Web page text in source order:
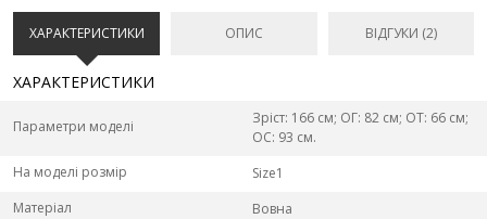
ХАРАКТЕРИСТИКИ ОПИС ВІДГУКИ (2)
ХАРАКТЕРИСТИКИ
Параметри моделі
Зріст: 166 см; ОГ: 82 см; ОТ: 66 см;
ОС: 93 см.
На моделі розмір
Size1
Матеріал
Вовна